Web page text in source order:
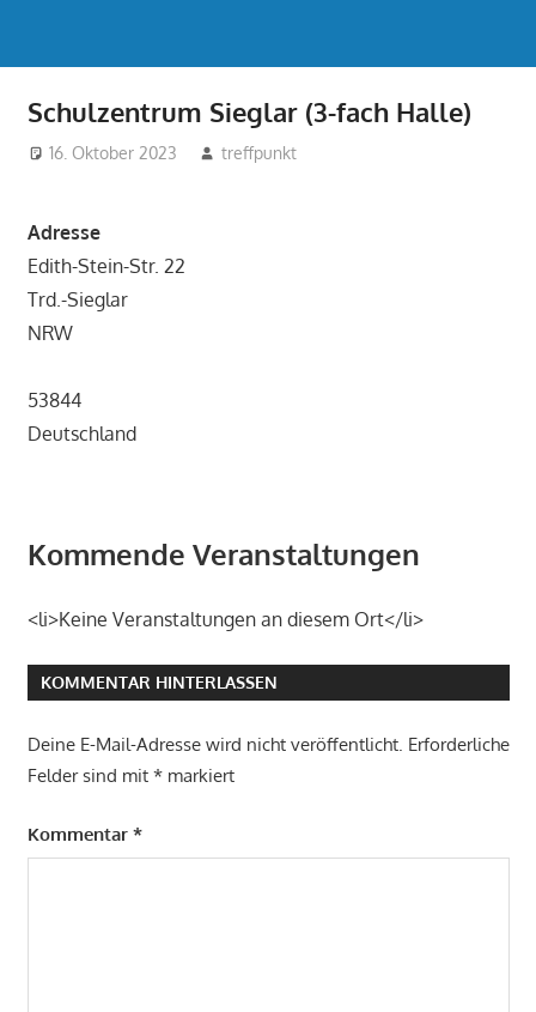
Schulzentrum Sieglar (3-fach Halle)
16. Oktober 2023 treffpunkt
Adresse
Edith-Stein-Str. 22
Trd.-Sieglar
NRW
53844
Deutschland
Kommende Veranstaltungen
<li>Keine Veranstaltungen an diesem Ort</li>
KOMMENTAR HINTERLASSEN
Deine E-Mail-Adresse wird nicht veröffentlicht. Erforderliche
Felder sind mit *markiert
Kommentar *